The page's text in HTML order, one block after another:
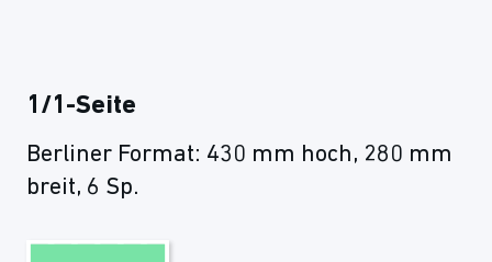
1/1-Seite
Berliner Format: 430 mm hoch, 280 mm
breit, 6 Sp.